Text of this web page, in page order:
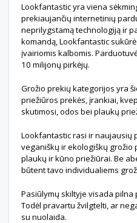
Lookfantastic yra viena
prekiaujančių internetinių
neprilygstamą technologiją ir
komandą, Lookfantastic
įvairiomis kalbomis.
10 milijonų pirkėjų.
Grožio prekių kategorijos yra
priežiūros prekės, įrankiai,
skutimosi, odos bei plaukų
Lookfantastic rasi ir naujausių
veganiškų ir ekologiškų grožio
plaukų ir kūno priežiūrai. Be
būtent tavo individualiems
Pasiūlymų skiltyje visada pilna
Todėl pravartu žvilgtelti, ar
su nuolaida.